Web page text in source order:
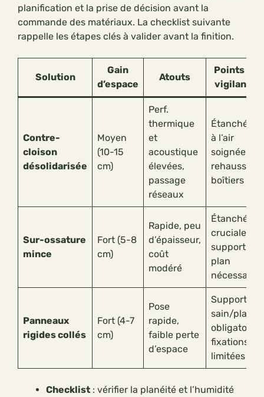
planification et la prise de décision avant la
commande des matériaux. La checklist suivante
rappelle les étapes clés à valider avant la finition.
Solution
Gain
d’espace
Atouts
Points de
vigilance
Contre-
cloison
désolidarisée
Moyen
(10-15
cm)
Perf.
thermique
et
acoustique
élevées,
passage
réseaux
Étanchéité
à l’air
soignée,
rehausses
boîtiers
Sur-ossature
mince
Fort (5-8
cm)
Rapide, peu
d’épaisseur,
coût
modéré
Étanchéité
cruciale,
support
plan
nécessaire
Panneaux
rigides collés
Fort (4-7
cm)
Pose
rapide,
faible perte
d’espace
Support
sain/plan
obligatoire,
fixations
limitées
Checklist : vérifier la planéité et l’humidité